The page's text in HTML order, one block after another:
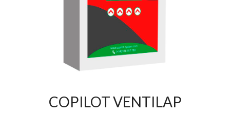
COPILOT VENTILAP